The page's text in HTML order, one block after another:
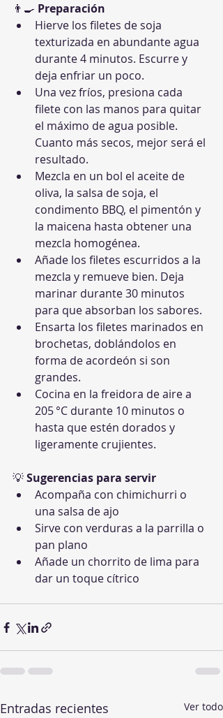
👨‍🍳 Preparación
Hierve los filetes de soja
texturizada en abundante agua
durante 4 minutos. Escurre y
deja enfriar un poco.
Una vez fríos, presiona cada
filete con las manos para quitar
el máximo de agua posible.
Cuanto más secos, mejor será el
resultado.
Mezcla en un bol el aceite de
oliva, la salsa de soja, el
condimento BBQ, el pimentón y
la maicena hasta obtener una
mezcla homogénea.
Añade los filetes escurridos a la
mezcla y remueve bien. Deja
marinar durante 30 minutos
para que absorban los sabores.
Ensarta los filetes marinados en
brochetas, doblándolos en
forma de acordeón si son
grandes.
Cocina en la freidora de aire a
205 °C durante 10 minutos o
hasta que estén dorados y
ligeramente crujientes.
💡 Sugerencias para servir
Acompaña con chimichurri o
una salsa de ajo
Sirve con verduras a la parrilla o
pan plano
Añade un chorrito de lima para
dar un toque cítrico
Entradas recientes Ver todo